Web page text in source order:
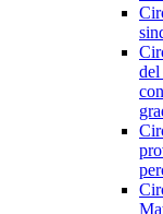
del